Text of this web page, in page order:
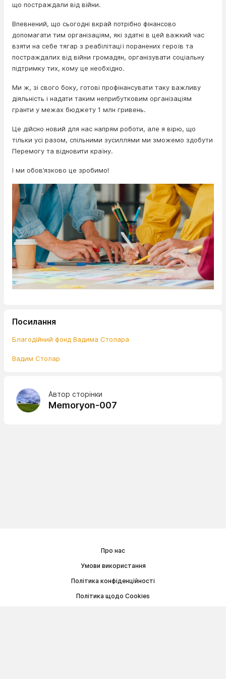
що постраждали від війни.
Впевнений, що сьогодні вкрай потрібно фінансово
допомагати тим організаціям, які здатні в цей важкий час
взяти на себе тягар з реабілітації поранених героїв та
постраждалих від війни громадян, організувати соціальну
підтримку тих, кому це необхідно.
Ми ж, зі свого боку, готові профінансувати таку важливу
діяльність і надати таким неприбутковим організаціям
гранти у межах бюджету 1 млн гривень.
Це дійсно новий для нас напрям роботи, але я вірю, що
тільки усі разом, спільними зусиллями ми зможемо здобути
Перемогу та відновити країну.
І ми обов’язково це зробимо!
Посилання
Благодійний фонд Вадима Столара
Вадим Столар
Автор сторінки
Memoryon-007
Про нас
Умови використання
Політика конфіденційності
Політика щодо Cookies